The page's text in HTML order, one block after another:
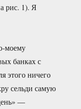
рис. 1). Я
моему
банках с
этого ничего
сельди самую
—